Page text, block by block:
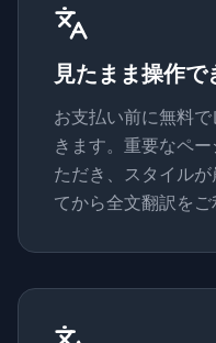
見たまま操作
お支払い前に無料
きます。重要なペ
ただき、スタイル
てから全文翻訳をご